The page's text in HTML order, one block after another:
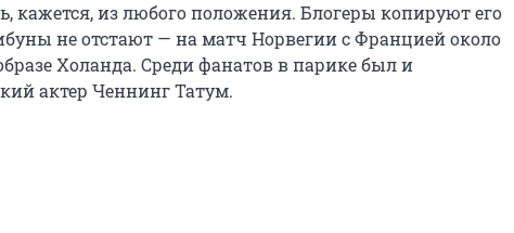
кажется, из любого положения. Блогеры копируют его
не отстают — на матч Норвегии с Францией около
Холанда. Среди фанатов в парике был и
актер Ченнинг Татум.